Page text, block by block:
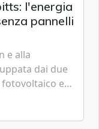
l'energia
pannelli
e alla
dai due
e
in bolletta,